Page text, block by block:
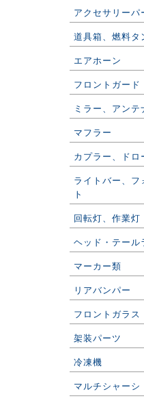
アクセサリーパ
道具箱、燃料タ
エアホーン
フロントガード
ミラー、アンテ
マフラー
カプラー、ドロ
ライトバー、フ
ト
回転灯、作業灯
ヘッド・テール
マーカー類
リアバンパー
フロントガラス
架装パーツ
冷凍機
マルチシャーシ